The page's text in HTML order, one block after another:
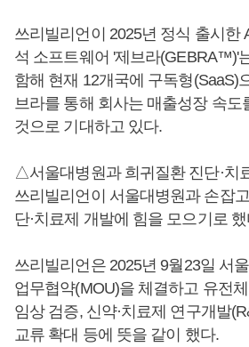
쓰리빌리언이 2025년 정식 출시한
석 소프트웨어 '제브라(GEBRA™)'
함해 현재 12개국에 구독형(SaaS)
브라를 통해 회사는 매출성장 속도
것으로 기대하고 있다.
△서울대병원과 희귀질환 진단·치
쓰리빌리언이 서울대병원과 손잡
단·치료제 개발에 힘을 모으기로
쓰리빌리언은 2025년 9월23일 서
업무협약(MOU)을 체결하고 유전
임상 검증, 신약·치료제 연구개발
교류 확대 등에 뜻을 같이 했다.